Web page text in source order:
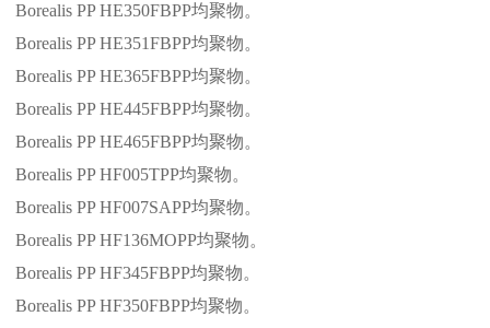
Borealis PP HE350FBPP均聚物。
Borealis PP HE351FBPP均聚物。
Borealis PP HE365FBPP均聚物。
Borealis PP HE445FBPP均聚物。
Borealis PP HE465FBPP均聚物。
Borealis PP HF005TPP均聚物。
Borealis PP HF007SAPP均聚物。
Borealis PP HF136MOPP均聚物。
Borealis PP HF345FBPP均聚物。
Borealis PP HF350FBPP均聚物。